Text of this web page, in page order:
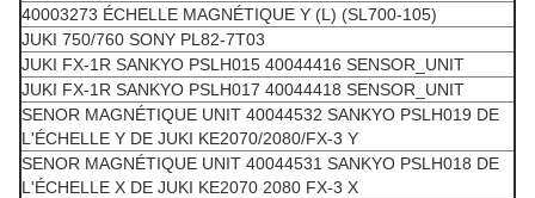
40003273 ÉCHELLE MAGNÉTIQUE Y (L) (SL700-105)
JUKI 750/760 SONY PL82-7T03
JUKI FX-1R SANKYO PSLH015 40044416 SENSOR_UNIT
JUKI FX-1R SANKYO PSLH017 40044418 SENSOR_UNIT
SENOR MAGNÉTIQUE UNIT 40044532 SANKYO PSLH019 DE
L'ÉCHELLE Y DE JUKI KE2070/2080/FX-3 Y
SENOR MAGNÉTIQUE UNIT 40044531 SANKYO PSLH018 DE
L'ÉCHELLE X DE JUKI KE2070 2080 FX-3 X